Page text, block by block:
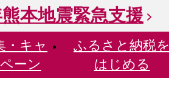
熊本地震緊急支援
キャ
ーン
ふるさと納税を
はじめる